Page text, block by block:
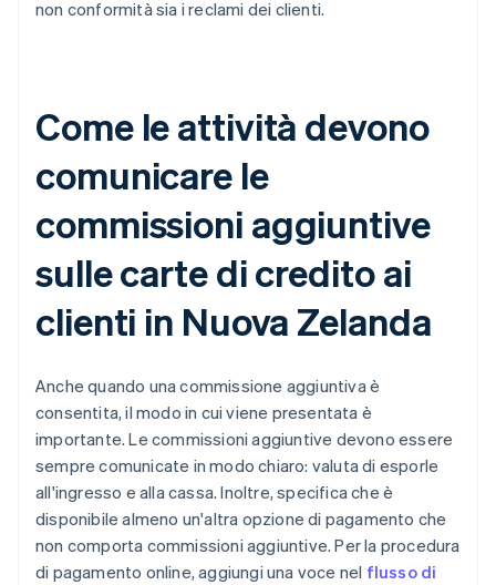
non conformità sia i reclami dei clienti.
Come le attività devono
comunicare le
commissioni aggiuntive
sulle carte di credito ai
clienti in Nuova Zelanda
Anche quando una commissione aggiuntiva è
consentita, il modo in cui viene presentata è
importante. Le commissioni aggiuntive devono essere
sempre comunicate in modo chiaro: valuta di esporle
all'ingresso e alla cassa. Inoltre, specifica che è
disponibile almeno un'altra opzione di pagamento che
non comporta commissioni aggiuntive. Per la procedura
di pagamento online, aggiungi una voce nel flusso di